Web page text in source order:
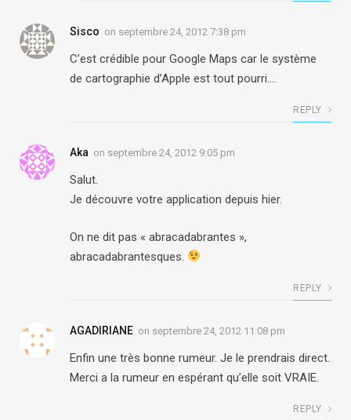
Sisco on septembre 24, 2012 7:38 pm
C’est crédible pour Google Maps car le système
de cartographie d’Apple est tout pourri….
REPLY
Aka on septembre 24, 2012 9:05 pm
Salut.
Je découvre votre application depuis hier.
On ne dit pas « abracadabrantes »,
abracadabrantesques.
REPLY
AGADIRIANE on septembre 24, 2012 11:08 pm
Enfin une très bonne rumeur. Je le prendrais direct.
Merci a la rumeur en espérant qu’elle soit VRAIE.
REPLY